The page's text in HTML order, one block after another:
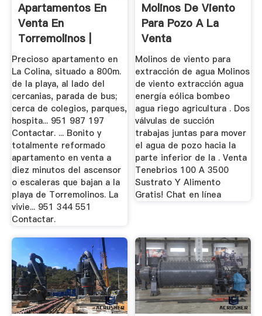
Apartamentos En
Venta En
Torremolinos |
Fotocasa
Precioso apartamento en
La Colina, situado a 800m.
de la playa, al lado del
cercanias, parada de bus;
cerca de colegios, parques,
hospita... 951 987 197
Contactar. ... Bonito y
totalmente reformado
apartamento en venta a
diez minutos del ascensor
o escaleras que bajan a la
playa de Torremolinos. La
vivie... 951 344 551
Contactar.
Molinos De Viento
Para Pozo A La
Venta
Molinos de viento para
extracción de agua Molinos
de viento extracción agua
energía eólica bombeo
agua riego agricultura . Dos
válvulas de succión
trabajas juntas para mover
el agua de pozo hacia la
parte inferior de la . Venta
Tenebrios 100 A 3500
Sustrato Y Alimento
Gratis! Chat en línea